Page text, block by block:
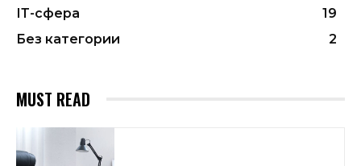
ІТ-сфера
19
Без категории
2
MUST READ